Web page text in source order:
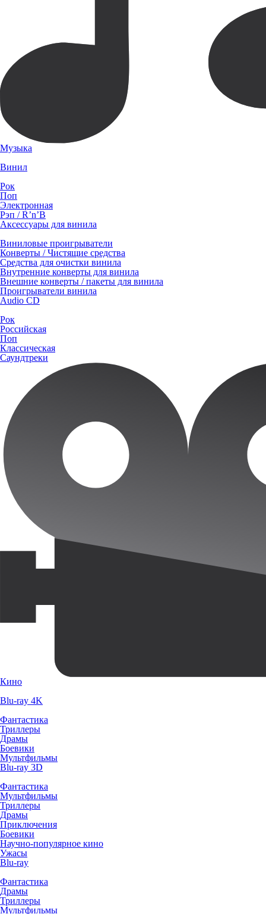
Музыка
Винил
Рок
Поп
Электронная
Рэп / R’n’B
Аксессуары для винила
Виниловые проигрыватели
Конверты / Чистящие средства
Средства для очистки винила
Внутренние конверты для винила
Внешние конверты / пакеты для винила
Проигрыватели винила
Audio CD
Рок
Российская
Поп
Классическая
Саундтреки
Кино
Blu-ray 4K
Фантастика
Триллеры
Драмы
Боевики
Мультфильмы
Blu-ray 3D
Фантастика
Мультфильмы
Триллеры
Драмы
Приключения
Боевики
Научно-популярное кино
Ужасы
Blu-ray
Фантастика
Драмы
Триллеры
Мультфильмы